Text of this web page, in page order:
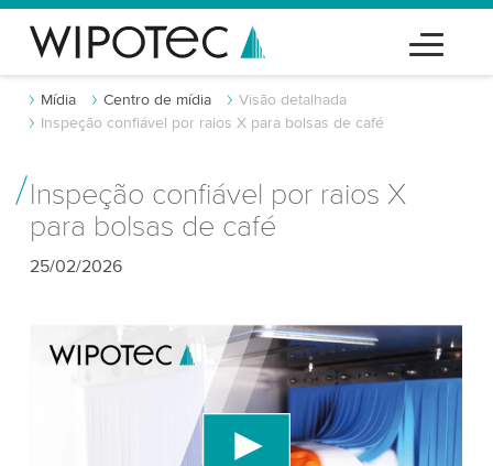
Mídia Centro de mídia
Visão detalhada
Inspeção confiável por raios X para bolsas de café
Inspeção confiável por raios X
para bolsas de café
25/02/2026
Precisamos do seu consentimento para
carregar o serviço de vídeo do YouTube!
Utilizamos um serviço de terceiros para incorporar
conteúdo de vídeo que pode coletar dados sobre